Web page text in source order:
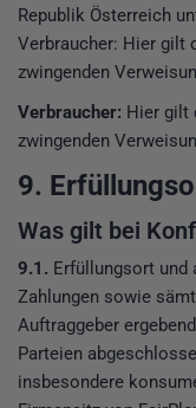
Republik Österreich
Verbraucher: Hier gilt
zwingenden
Verbraucher: Hier gilt
zwingenden
9.
Was gilt bei
9.1. Erfüllungsort und
Zahlungen sowie
Auftraggeber
Parteien
insbesondere